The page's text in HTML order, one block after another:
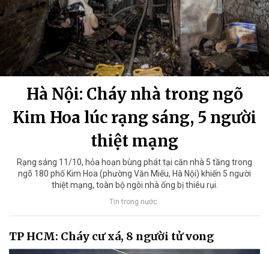
Hà Nội: Cháy nhà trong ngõ
Kim Hoa lúc rạng sáng, 5 người
thiệt mạng
Rạng sáng 11/10, hỏa hoạn bùng phát tại căn nhà 5 tầng trong
ngõ 180 phố Kim Hoa (phường Văn Miếu, Hà Nội) khiến 5 người
thiệt mạng, toàn bộ ngôi nhà ống bị thiêu rụi.
Tin trong nước
TP HCM: Cháy cư xá, 8 người tử vong